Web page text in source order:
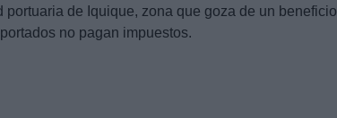
portuaria de Iquique, zona que goza de un beneficio
no pagan impuestos.